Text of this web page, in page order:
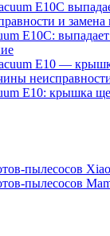
E10C:
E10: крышка
пылесосов
пылесосов